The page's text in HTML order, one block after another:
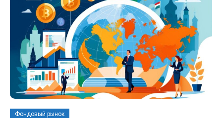
Фондовый рынок